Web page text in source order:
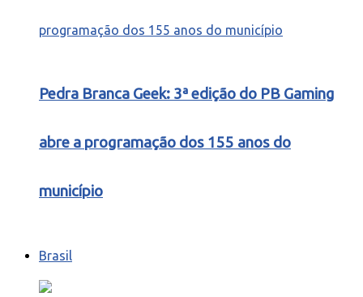
Pedra Branca Geek: 3ª edição do PB Gaming
abre a programação dos 155 anos do
município
Brasil